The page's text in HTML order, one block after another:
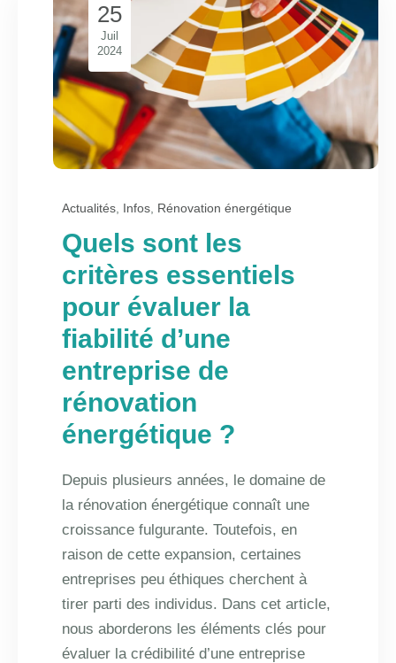
25
Juil
2024
Actualités Infos Rénovation énergétique
Quels sont les
critères essentiels
pour évaluer la
fiabilité d’une
entreprise de
rénovation
énergétique ?
Depuis plusieurs années, le domaine de
la rénovation énergétique connaît une
croissance fulgurante. Toutefois, en
raison de cette expansion, certaines
entreprises peu éthiques cherchent à
tirer parti des individus. Dans cet article,
nous aborderons les éléments clés pour
évaluer la crédibilité d’une entreprise